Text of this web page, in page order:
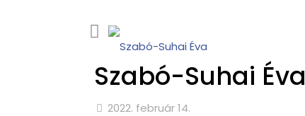
Szabó-Suhai Éva
2022. február 14.